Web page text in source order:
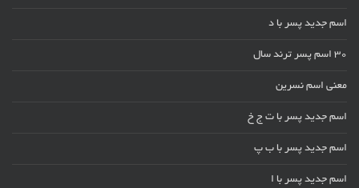
اسم جدید پسر با د
30 اسم پسر ترند سال
معنی اسم نسرین
اسم جدید پسر با ت ج خ
اسم جدید پسر با ب پ
اسم جدید پسر با ا